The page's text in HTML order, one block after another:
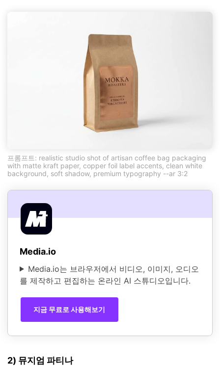
프롬프트: realistic studio shot of artisan coffee bag packaging
with matte kraft paper, copper foil label accents, clean white
background, soft shadow, premium typography --ar 3:2
Media.io
Media.io는 브라우저에서 비디오, 이미지, 오디오
를 제작하고 편집하는 온라인 AI 스튜디오입니다.
지금 무료로 사용해보기
2) 뮤지엄 파티나